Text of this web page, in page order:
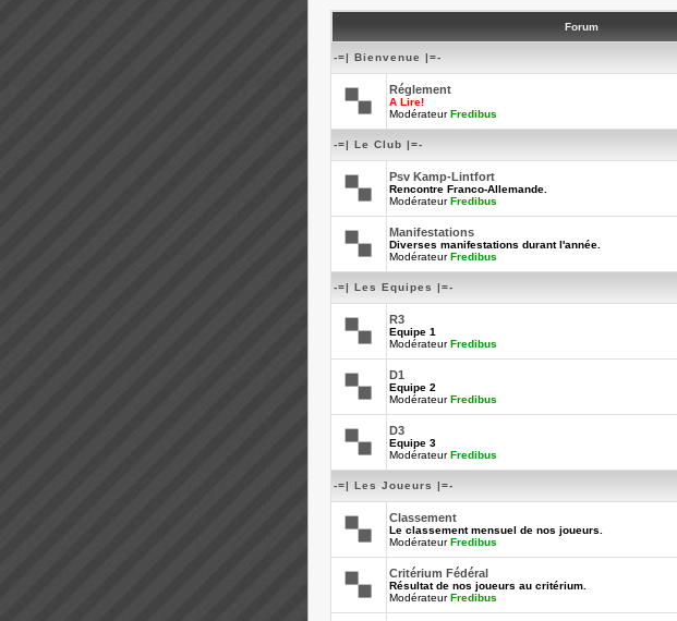
Forum
-=| Bienvenue |=-
Réglement
A Lire!
ModérateurFredibus
-=| Le Club |=-
Psv Kamp-Lintfort
Rencontre Franco-Allemande.
ModérateurFredibus
Manifestations
Diverses manifestations durant l'année.
ModérateurFredibus
-=| Les Equipes |=-
R3
Equipe 1
ModérateurFredibus
D1
Equipe 2
ModérateurFredibus
D3
Equipe 3
ModérateurFredibus
-=| Les Joueurs |=-
Classement
Le classement mensuel de nos joueurs.
ModérateurFredibus
Critérium Fédéral
Résultat de nos joueurs au critérium.
ModérateurFredibus